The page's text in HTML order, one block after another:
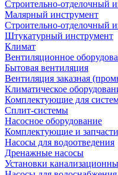
Строительно-отделочный
Малярный инструмент
Строительно-отделочный
Штукатурный инструмент
Климат
Вентиляционное
Бытовая вентиляция
Вентиляция заказная
Климатическое
Комплектующие для
Сплит-системы
Насосное оборудование
Комплектующие и
Насосы для водоотведения
Дренажные насосы
Установки